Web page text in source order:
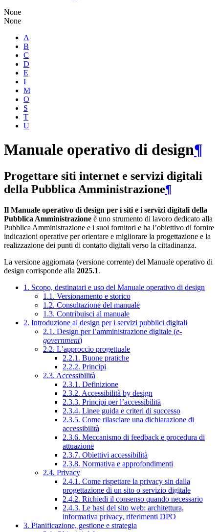
None
None
A
B
C
D
E
I
M
O
S
T
U
Manuale operativo di design¶
Progettare siti internet e servizi digitali
della Pubblica Amministrazione¶
Il Manuale operativo di design per i siti e i servizi digitali della
Pubblica Amministrazione è uno strumento di lavoro dedicato alla
Pubblica Amministrazione e i suoi fornitori e ha l’obiettivo di fornire
indicazioni operative per orientare e migliorare la progettazione e la
realizzazione dei punti di contatto digitali verso la cittadinanza.
La versione aggiornata (versione corrente) del Manuale operativo di
design corrisponde alla 2025.1.
1. Scopo, destinatari e uso del Manuale operativo di design
1.1. Versionamento e storico
1.2. Consultazione del manuale
1.3. Contribuisci al manuale
2. Introduzione al design per i servizi pubblici digitali
2.1. Design per l’amministrazione digitale (e-
government)
2.2. L’approccio progettuale
2.2.1. Buone pratiche
2.2.2. Principi
2.3. Accessibilità
2.3.1. Definizione
2.3.2. Accessibilità by design
2.3.3. Principi per l’accessibilità
2.3.4. Linee guida e criteri di successo
2.3.5. Come rilasciare una dichiarazione di
accessibilità
2.3.6. Meccanismo di feedback e procedura di
attuazione
2.3.7. Obiettivi accessibilità
2.3.8. Normativa e approfondimenti
2.4. Privacy
2.4.1. Come rispettare la privacy sin dalla
progettazione di un sito o servizio digitale
2.4.2. Richiedi il consenso quando necessario
2.4.3. Le basi del sito web: architettura,
informativa privacy, riferimenti DPO
3. Pianificazione, gestione e strategia